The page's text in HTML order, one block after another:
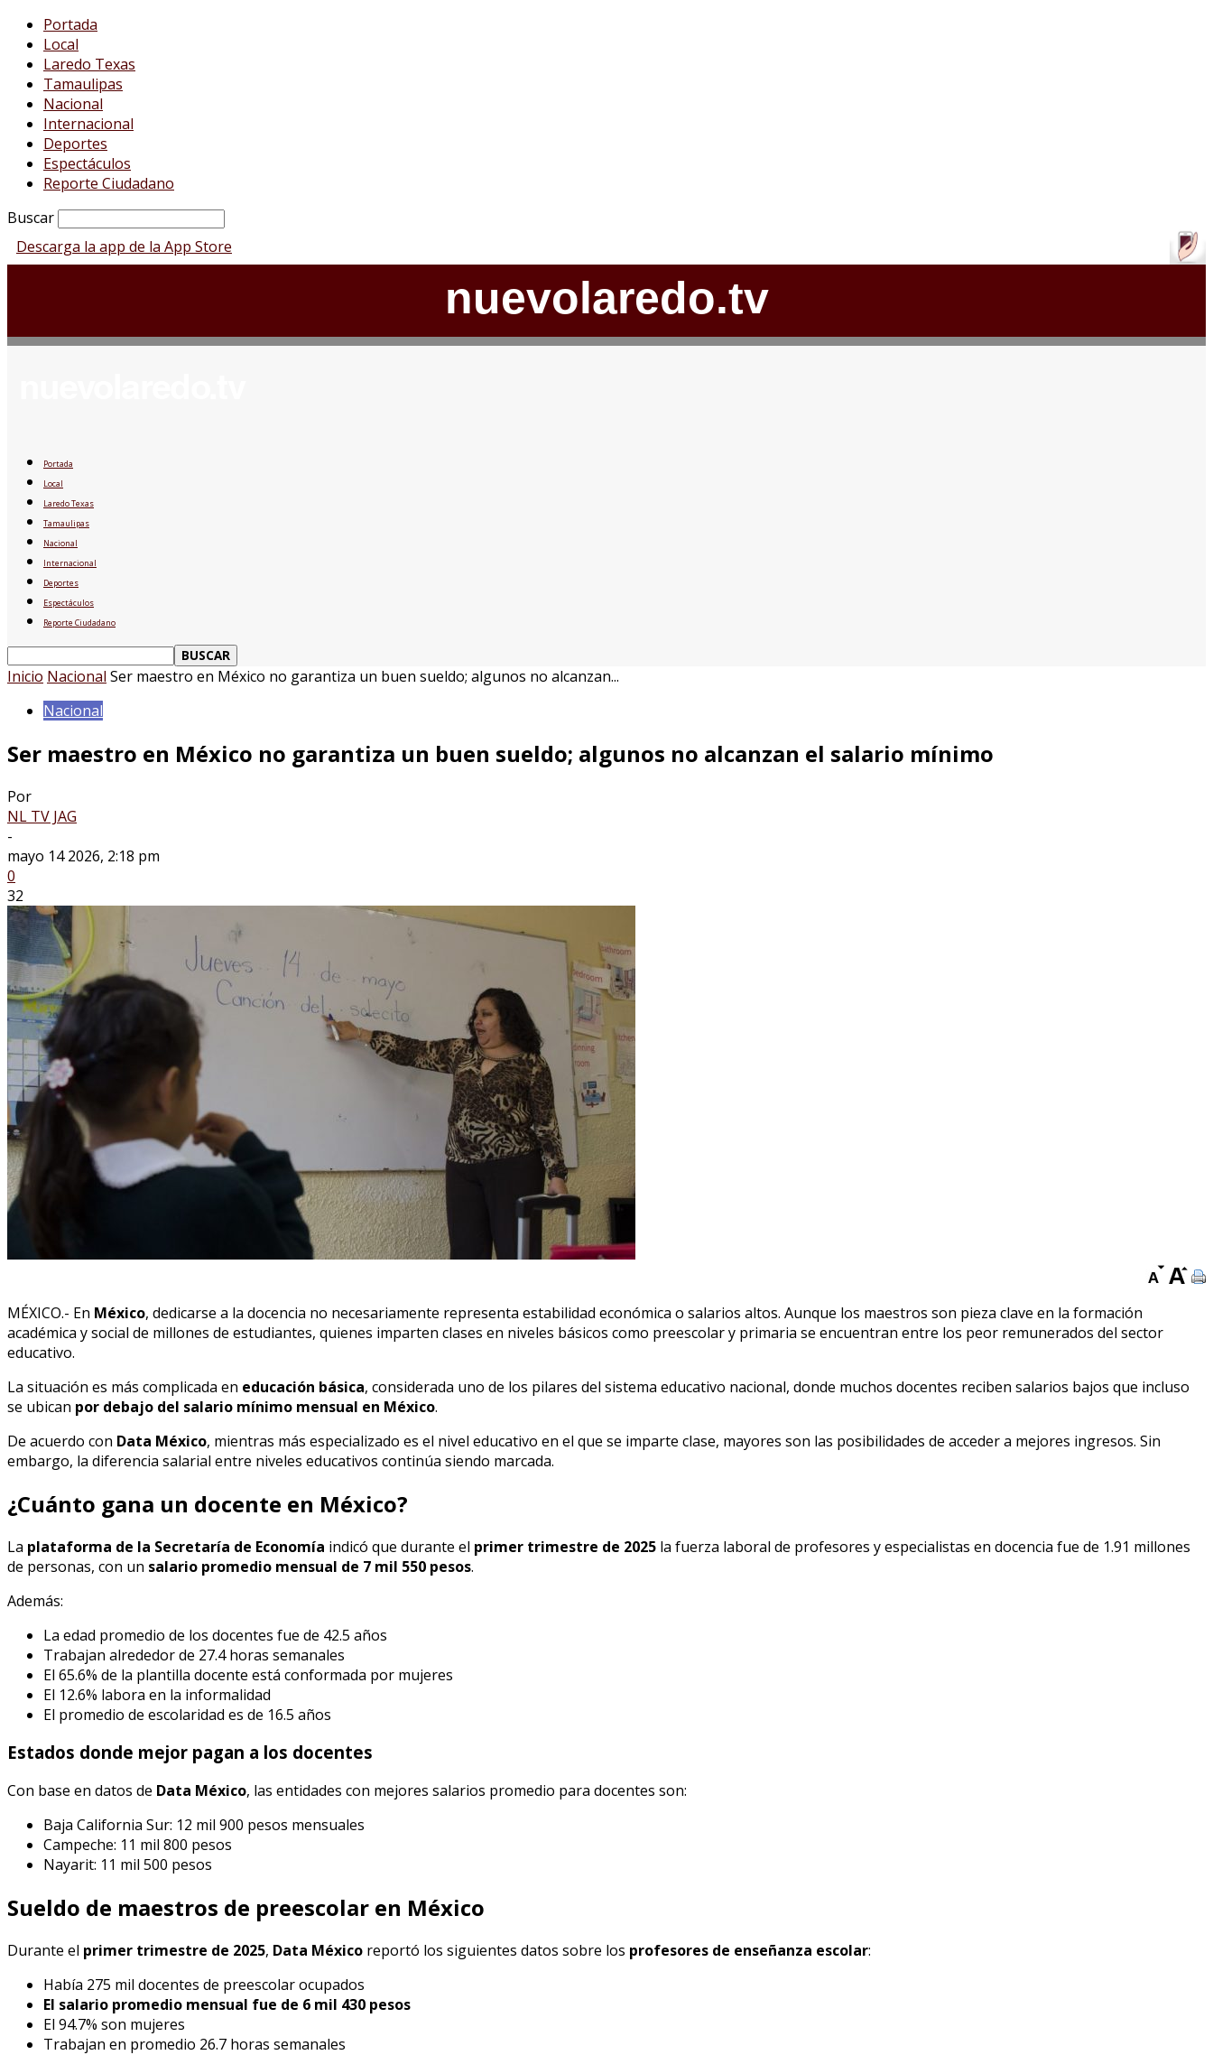
Portada
Local
Laredo Texas
Tamaulipas
Nacional
Internacional
Deportes
Espectáculos
Reporte Ciudadano
Buscar
Descarga la app de la App Store
nuevolaredo.tv
Portada
Local
Laredo Texas
Tamaulipas
Nacional
Internacional
Deportes
Espectáculos
Reporte Ciudadano
Inicio Nacional Ser maestro en México no garantiza un buen sueldo; algunos no alcanzan...
Nacional
Ser maestro en México no garantiza un buen sueldo; algunos no alcanzan el salario mínimo
Por
NL TV JAG
-
mayo 14 2026, 2:18 pm
0
32
MÉXICO.- En México, dedicarse a la docencia no necesariamente representa estabilidad económica o salarios altos. Aunque los maestros son pieza clave en la formación
académica y social de millones de estudiantes, quienes imparten clases en niveles básicos como preescolar y primaria se encuentran entre los peor remunerados del sector
educativo.
La situación es más complicada en educación básica, considerada uno de los pilares del sistema educativo nacional, donde muchos docentes reciben salarios bajos que incluso
se ubican por debajo del salario mínimo mensual en México.
De acuerdo con Data México, mientras más especializado es el nivel educativo en el que se imparte clase, mayores son las posibilidades de acceder a mejores ingresos. Sin
embargo, la diferencia salarial entre niveles educativos continúa siendo marcada.
¿Cuánto gana un docente en México?
La plataforma de la Secretaría de Economía indicó que durante el primer trimestre de 2025 la fuerza laboral de profesores y especialistas en docencia fue de 1.91 millones
de personas, con un salario promedio mensual de 7 mil 550 pesos.
Además:
La edad promedio de los docentes fue de 42.5 años
Trabajan alrededor de 27.4 horas semanales
El 65.6% de la plantilla docente está conformada por mujeres
El 12.6% labora en la informalidad
El promedio de escolaridad es de 16.5 años
Estados donde mejor pagan a los docentes
Con base en datos de Data México, las entidades con mejores salarios promedio para docentes son:
Baja California Sur: 12 mil 900 pesos mensuales
Campeche: 11 mil 800 pesos
Nayarit: 11 mil 500 pesos
Sueldo de maestros de preescolar en México
Durante el primer trimestre de 2025, Data México reportó los siguientes datos sobre los profesores de enseñanza escolar:
Había 275 mil docentes de preescolar ocupados
El salario promedio mensual fue de 6 mil 430 pesos
El 94.7% son mujeres
Trabajan en promedio 26.7 horas semanales